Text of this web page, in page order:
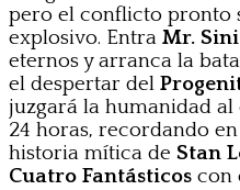
pero el conflicto pronto
explosivo. Entra Mr.
eternos y arranca la
el despertar del
juzgará la humanidad
24 horas, recordando
historia mítica de Stan
Cuatro Fantásticos con